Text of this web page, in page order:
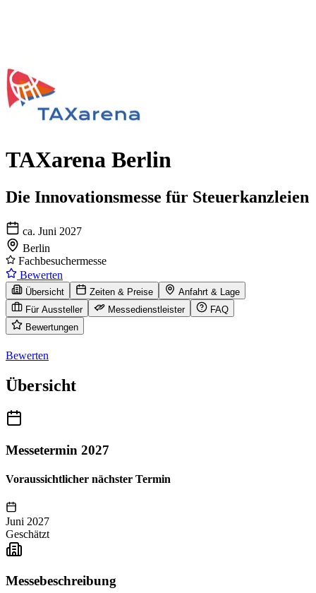
TAXarena Berlin
Die Innovationsmesse für Steuerkanzleien
ca. Juni 2027
Berlin
Fachbesuchermesse
Bewerten
Übersicht Zeiten & Preise
Anfahrt & Lage
Für Aussteller
Messedienstleister
FAQ
Bewertungen
Bewerten
Übersicht
Messetermin 2027
Voraussichtlicher nächster Termin
Juni 2027
Geschätzt
Messebeschreibung